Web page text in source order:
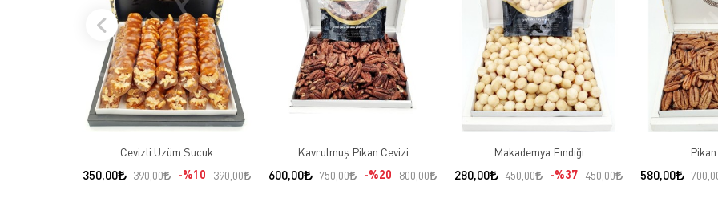
Cevizli Üzüm Sucuk
350,00 390,00 %10 390,00
Kavrulmuş Pikan Cevizi
600,00 750,00 %20 800,00
Makademya Fındığı
280,00 450,00 %37 450,00 580,00